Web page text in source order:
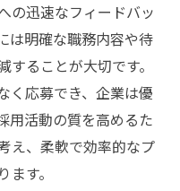
視野に入れた採用
成長を促進する方
の迅速なフィードバッ
は明確な職務内容や待
ることが大切です。
く応募でき、企業は優
用活動の質を高めるた
え、柔軟で効率的なプ
す。